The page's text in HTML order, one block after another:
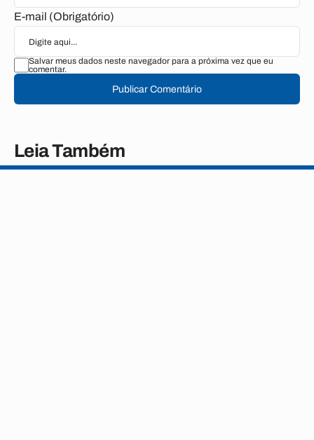
E-mail (Obrigatório)
Salvar meus dados neste navegador para a próxima vez que eu
comentar.
Publicar Comentário
Leia Também